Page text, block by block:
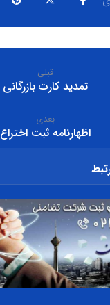
قبلی
تمدید کارت بازرگانی
بعدی
اظهارنامه ثبت اختراع